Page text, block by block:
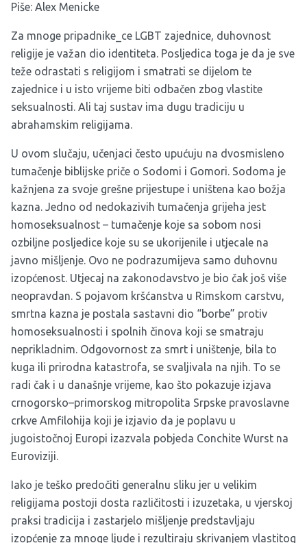
Piše: Alex Menicke
Za mnoge pripadnike_ce LGBT zajednice, duhovnost
religije je važan dio identiteta. Posljedica toga je da je sve
teže odrastati s religijom i smatrati se dijelom te
zajednice i u isto vrijeme biti odbačen zbog vlastite
seksualnosti. Ali taj sustav ima dugu tradiciju u
abrahamskim religijama.
U ovom slučaju, učenjaci često upućuju na dvosmisleno
tumačenje biblijske priče o Sodomi i Gomori. Sodoma je
kažnjena za svoje grešne prijestupe i uništena kao božja
kazna. Jedno od nedokazivih tumačenja grijeha jest
homoseksualnost – tumačenje koje sa sobom nosi
ozbiljne posljedice koje su se ukorijenile i utjecale na
javno mišljenje. Ovo ne podrazumijeva samo duhovnu
izopćenost. Utjecaj na zakonodavstvo je bio čak još više
neopravdan. S pojavom kršćanstva u Rimskom carstvu,
smrtna kazna je postala sastavni dio “borbe” protiv
homoseksualnosti i spolnih činova koji se smatraju
neprikladnim. Odgovornost za smrt i uništenje, bila to
kuga ili prirodna katastrofa, se svaljivala na njih. To se
radi čak i u današnje vrijeme, kao što pokazuje izjava
crnogorsko–primorskog mitropolita Srpske pravoslavne
crkve Amfilohija koji je izjavio da je poplavu u
jugoistočnoj Europi izazvala pobjeda Conchite Wurst na
Euroviziji.
Iako je teško predočiti generalnu sliku jer u velikim
religijama postoji dosta različitosti i izuzetaka, u vjerskoj
praksi tradicija i zastarjelo mišljenje predstavljaju
izopćenje za mnoge ljude i rezultiraju skrivanjem vlastitog